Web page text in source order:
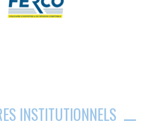
INSTITUTIONNELS